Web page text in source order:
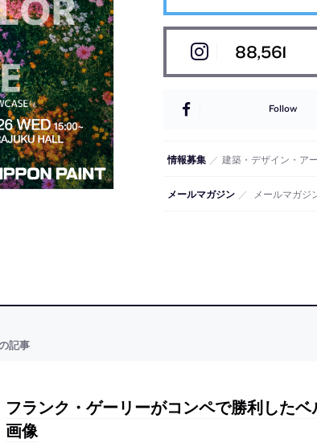
88,561
Follow
情報募集 ／ 建築・デザイン・ア
メールマガジン ／ メールマガジ
記事
フランク・ゲーリーがコンペで勝利した
画像